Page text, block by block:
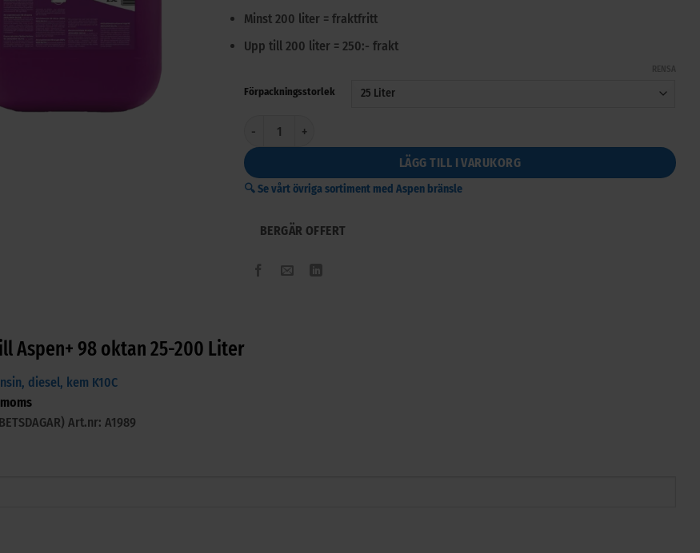
Minst 200 liter = fraktfritt
Upp till 200 liter = 250:- frakt
Förpackningsstorlek
LÄGG TILL I VARUKORG
🔍 Se vårt övriga sortiment med Aspen bränsle
BERGÄR OFFERT
Aspen+ 98 oktan 25-200 Liter
diesel, kem K10C
Art.nr: A1989